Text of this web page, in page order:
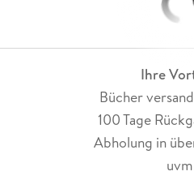
Ihre
Bücher
100 Tage
Abholung in